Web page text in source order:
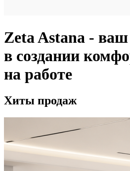
Zeta Astana -
в создании
на работе
Хиты продаж